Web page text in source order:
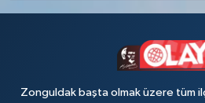
Zonguldak başta olmak üzere tüm